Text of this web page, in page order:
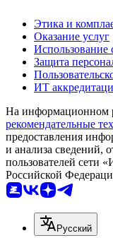
Этика и
Оказание услуг
Использование
Защита
ИТ
На информационном
рекомендательные
предоставления
и анализа сведений,
пользователей сети
Российской
Русский